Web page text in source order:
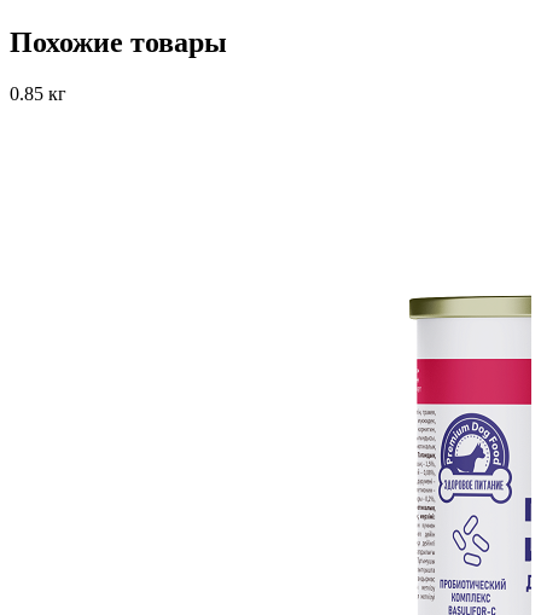
Похожие товары
0.85 кг